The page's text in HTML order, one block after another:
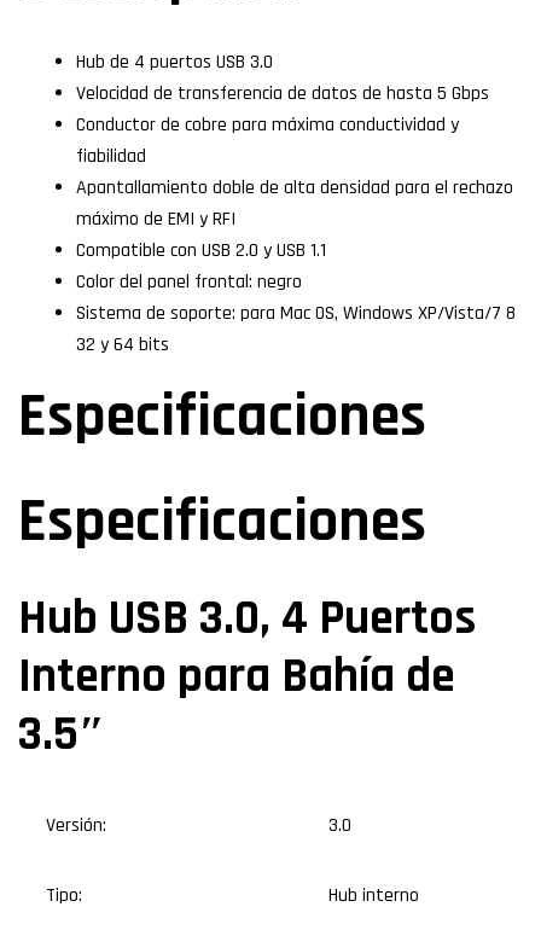
Hub de 4 puertos USB 3.0
Velocidad de transferencia de datos de hasta 5 Gbps
Conductor de cobre para máxima conductividad y
fiabilidad
Apantallamiento doble de alta densidad para el rechazo
máximo de EMI y RFI
Compatible con USB 2.0 y USB 1.1
Color del panel frontal: negro
Sistema de soporte: para Mac OS, Windows XP/Vista/7 8
32 y 64 bits
Especificaciones
Especificaciones
Hub USB 3.0, 4 Puertos
Interno para Bahía de
3.5″
Versión: 3.0
Tipo: Hub interno